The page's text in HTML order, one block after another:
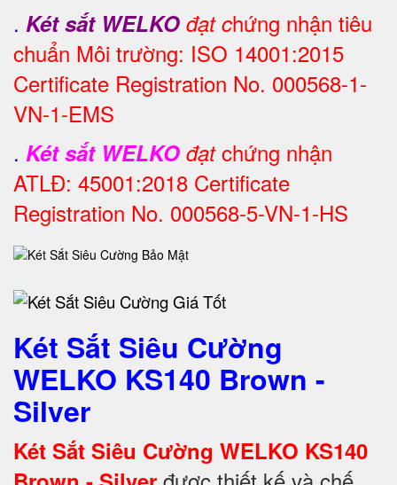
. Két sắt WELKO đạt chứng nhận tiêu
chuẩn Môi trường: ISO 14001:2015
Certificate Registration No. 000568-1-
VN-1-EMS
. Két sắt WELKO đạtchứng nhận
ATLĐ: 45001:2018 Certificate
Registration No. 000568-5-VN-1-HS
Két Sắt Siêu Cường
WELKO KS140 Brown -
Silver
Két Sắt Siêu Cường WELKO KS140